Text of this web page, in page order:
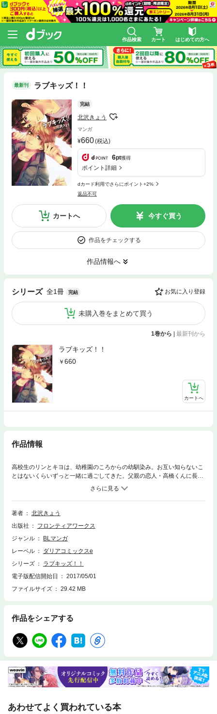
作品検索 カート はじめての方へ
最新刊 ラブキッズ！！
完結
北沢きょう
マンガ
660(税込)
6pt獲得
ポイント詳細
dカード利用でさらにポイント+2%
返品不可
カートへ 今すぐ買う
作品をチェックする
作品情報へ
シリーズ 全1冊 完結 お気に入り登録
未購入巻をまとめて買う
1巻から 最新刊から
ラブキッズ！！
660
カートへ
作品情報
高校生のリンとキヨは、幼稚園のころからの幼馴染み。お互い知らないこ
とはないくらいずっと一緒に過ごしてきた。父親の恋人・高橋くんに長年
想いを寄せていたリンは、二人の幸せを願い、この恋を諦めることに。失
恋の悲しみをキヨに慰められ、立ち直ったリンだが、キヨから突然「好き
だ」と告白されて…！？ 思春期を迎えた二人の、青春ラブストーリー。
『恋してダディ』のリンのお話だよ♪
著者
北沢きょう
出版社
フロンティアワークス
ジャンル
BLマンガ
レーベル
ダリアコミックスe
シリーズ
ラブキッズ！！
電子版配信開始日
2017/05/01
ファイルサイズ
29.42 MB
作品をシェアする
あわせてよく買われている本